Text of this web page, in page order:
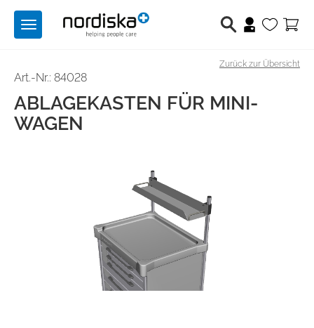
Toggle
navigation
Berufsschuhe
Medizintechnik
Produktwelten
Zurück zur Übersicht
Art.-Nr.: 84028
ABLAGEKASTEN FÜR MINI-
WAGEN